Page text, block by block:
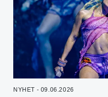
NYHET - 09.06.2026